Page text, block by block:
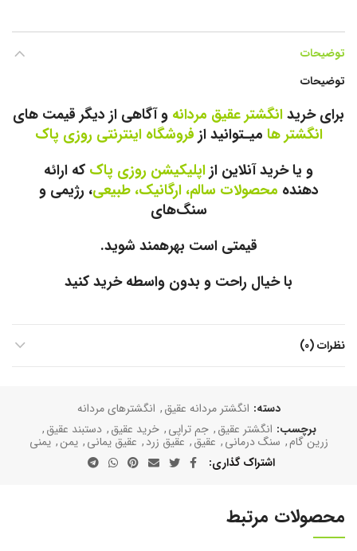
توضیحات
توضیحات
برای خریدانگشتر عقیق مردانه و آگاهی از دیگر قیمت های
انگشتر ها میـتوانید از فروشگاه اینترنتی روزی پاک
و یا خرید آنلاین ازاپلیکیشن روزی پاک که ارائه
دهنده محصولات سالم، ارگانیک، طبیعی، رژیمی و
سنگ‌های
قیمتی است بهرهمند شوید.
با خیال راحت و بدون واسطه خرید کنید
نظرات (0)
دسته: انگشتر مردانه عقیق, انگشترهای مردانه
برچسب: انگشتر عقیق, جم تراپی, خرید عقیق, دستبند عقیق,
زرین گام, سنگ درمانی, عقیق, عقیق زرد, عقیق یمانی, یمن, یمنی
اشتراک گذاری
محصولات مرتبط